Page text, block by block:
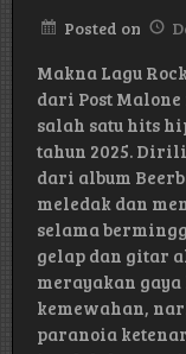
Posted on
Makna Lagu
dari Post
salah satu hits
tahun 2025.
dari album
meledak dan
selama
gelap dan gitar
merayakan
kemewahan,
paranoia